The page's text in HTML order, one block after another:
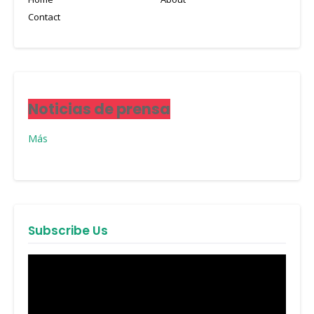
Contact
Noticias de prensa
Más
Subscribe Us